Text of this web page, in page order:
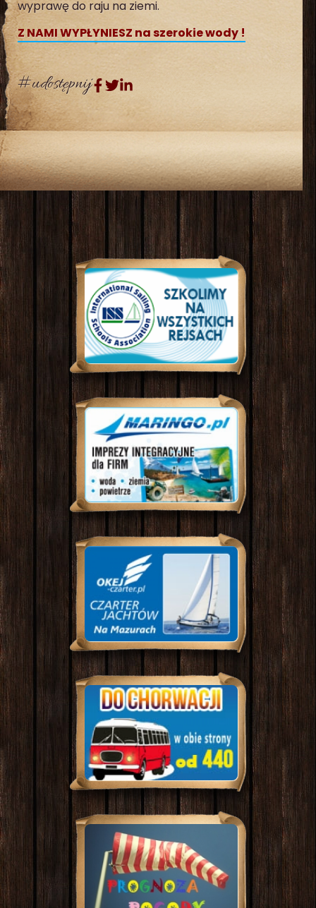
wyprawę do raju na ziemi.
Z NAMI WYPŁYNIESZ na szerokie wody !
#udostępnij